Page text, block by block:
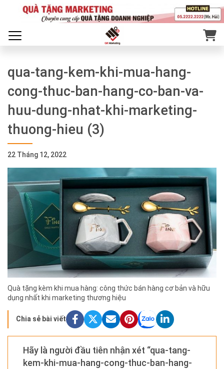
qua-tang-kem-khi-mua-hang-
cong-thuc-ban-hang-co-ban-va-
huu-dung-nhat-khi-marketing-
thuong-hieu (3)
22 Tháng 12, 2022
Quà tặng kèm khi mua hàng: công thức bán hàng cơ bản và hữu
dụng nhất khi marketing thương hiệu
Chia sẻ bài viết
Hãy là người đầu tiên nhận xét “qua-tang-
kem-khi-mua-hang-cong-thuc-ban-hang-